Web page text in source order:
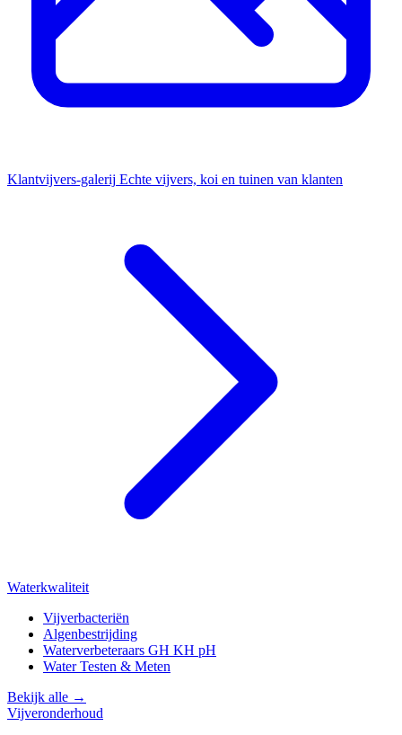
Klantvijvers-galerij Echte vijvers, koi en tuinen van klanten
Waterkwaliteit
Vijverbacteriën
Algenbestrijding
Waterverbeteraars GH KH pH
Water Testen & Meten
Bekijk alle →
Vijveronderhoud